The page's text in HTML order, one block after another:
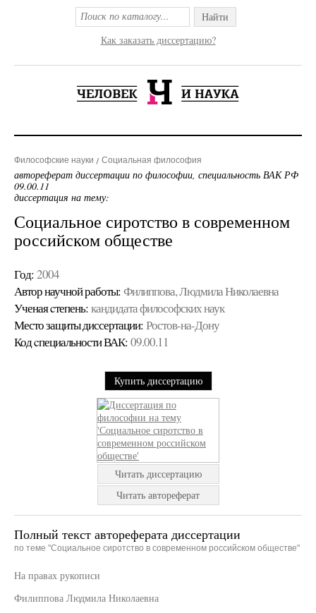
Найти
Как заказать диссертацию?
Философские науки Социальная философия
автореферат диссертации по философии, специальность ВАК РФ
09.00.11
диссертация на тему:
Социальное сиротство в современном
российском обществе
Год: 2004
Автор научной работы: Филиппова, Людмила Николаевна
Ученая cтепень: кандидата философских наук
Место защиты диссертации: Ростов-на-Дону
Код cпециальности ВАК: 09.00.11
Купить диссертацию
Читать диссертацию
Читать автореферат
Полный текст автореферата диссертации
по теме "Социальное сиротство в современном российском обществе"
На правах рукописи
Филиппова Людмила Николаевна